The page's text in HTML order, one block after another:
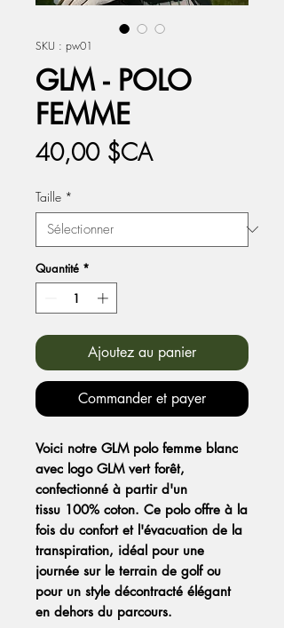
SKU : pw01
GLM - POLO
FEMME
40,00 $CAPrix
Taille *
Quantité *
Ajoutez au panier
Commander et payer
Voici notre GLM polo femme blanc
avec logo GLM vert forêt,
confectionné à partir d'un
tissu 100% coton. Ce polo offre à la
fois du confort et l'évacuation de la
transpiration, idéal pour une
journée sur le terrain de golf ou
pour un style décontracté élégant
en dehors du parcours.